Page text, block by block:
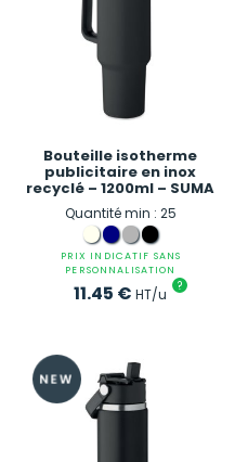
Bouteille isotherme
publicitaire en inox
recyclé – 1200ml – SUMA
Quantité min : 25
PRIX INDICATIF SANS
PERSONNALISATION
11.45 € HT/u ?